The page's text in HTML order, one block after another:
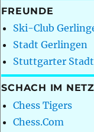
FREUNDE
Ski-Club
Stadt Gerlingen
Stuttgarter
SCHACH IM NETZ
Chess Tigers
Chess.Com